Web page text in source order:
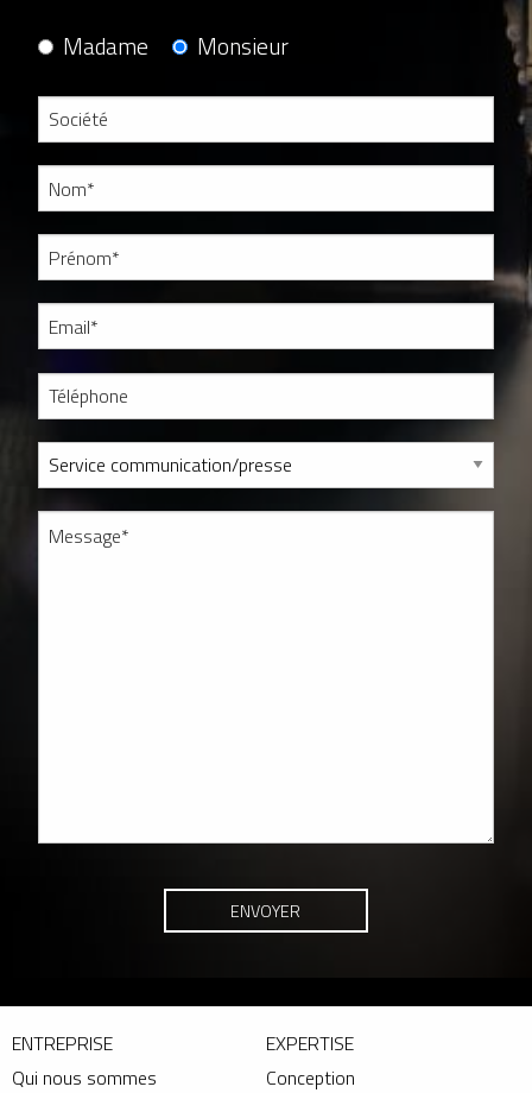
Madame Monsieur
ENTREPRISE
Qui nous sommes
EXPERTISE
Conception